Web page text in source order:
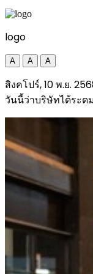
logo
A A A
สิงคโปร์, 10 พ.ย.
วันนี้ว่าบริษัทได้ระด